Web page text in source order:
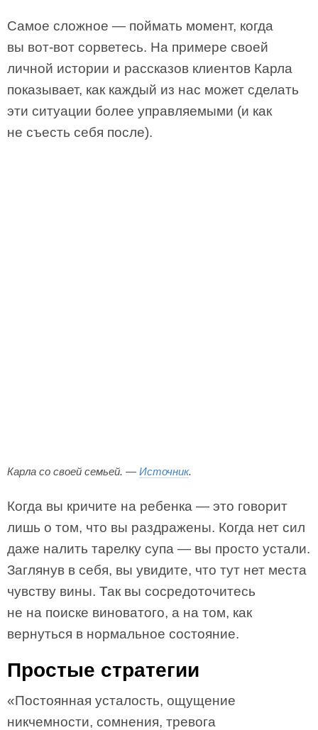
Самое сложное — поймать момент, когда
вы вот-вот сорветесь. На примере своей
личной истории и рассказов клиентов Карла
показывает, как каждый из нас может сделать
эти ситуации более управляемыми (и как
не съесть себя после).
Карла со своей семьей. — Источник.
Когда вы кричите на ребенка — это говорит
лишь о том, что вы раздражены. Когда нет сил
даже налить тарелку супа — вы просто устали.
Заглянув в себя, вы увидите, что тут нет места
чувству вины. Так вы сосредоточитесь
не на поиске виноватого, а на том, как
вернуться в нормальное состояние.
Простые стратегии
«Постоянная усталость, ощущение
никчемности, сомнения, тревога